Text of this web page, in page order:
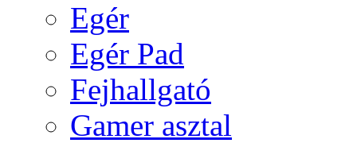
Egér
Egér Pad
Fejhallgató
Gamer asztal